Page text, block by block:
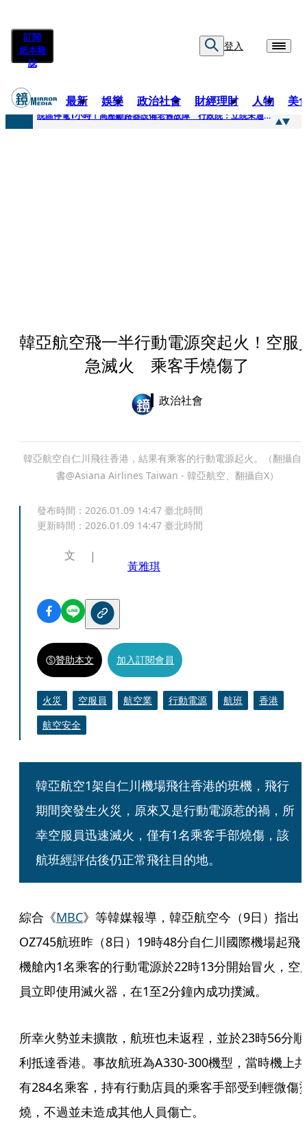
訂閱
紙本雜
誌
登入
最新 娛樂 政治社會 財經理財 人物 美
快訊
院區停電1小時！高壓斷路器設備老舊故障 行政院：立院未通過預算
韓亞航空飛一半行動電源突起火！空服
急滅火 乘客手燒傷了
政治社會
韓亞航空自仁川飛往香港，結果有乘客的行動電源起火。（翻攝自
書@Asiana Airlines Taiwan - 韓亞航空、翻攝自X）
發布時間： 2026.01.09 14:47 臺北時間
更新時間： 2026.01.09 14:47 臺北時間
文
黃雅琪
贊助本文 加入訂閱會員
火災 空服員 航空業 行動電源 航班
香港
航空安全
韓亞航空1架自仁川機場飛往香港的班機，飛行
期間突發生火災，原來又是行動電源惹的禍，所
幸空服員迅速滅火，僅有1名乘客手部燒傷，該
航班經評估後仍正常飛往目的地。
綜合《MBC》等韓媒報導，韓亞航空今（9日）指出
OZ745航班昨（8日）19時48分自仁川國際機場起飛
機艙內1名乘客的行動電源於22時13分開始冒火，空
員立即使用滅火器，在1至2分鐘內成功撲滅。
所幸火勢並未擴散，航班也未返程，並於23時56分順
利抵達香港。事故航班為A330-300機型，當時機上共
有284名乘客，持有行動店員的乘客手部受到輕微傷
燒，不過並未造成其他人員傷亡。